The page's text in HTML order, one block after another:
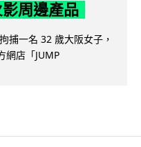
周邊產品
捕一名 32 歲大阪女子，
網店「JUMP